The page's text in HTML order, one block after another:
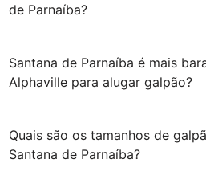
de Parnaíba?
Santana de Parnaíba é mais
Alphaville para alugar galpão?
Quais são os tamanhos de
Santana de Parnaíba?